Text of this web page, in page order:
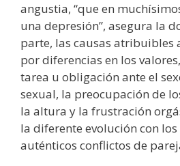
angustia, “que en
una depresión”, asegura la
parte, las causas atribuibles
por diferencias en los
tarea u obligación ante el
sexual, la preocupación de
la altura y la frustración
la diferente evolución con los
auténticos conflictos de